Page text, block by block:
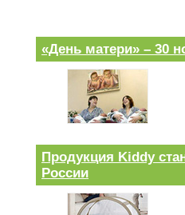
«День матери» – 30
Продукция Kiddy
России